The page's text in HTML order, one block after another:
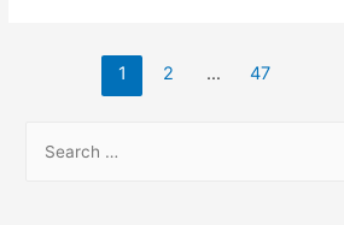
1 2 … 47